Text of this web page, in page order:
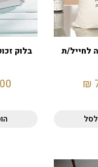
לחייל/ת
₪
בלוק